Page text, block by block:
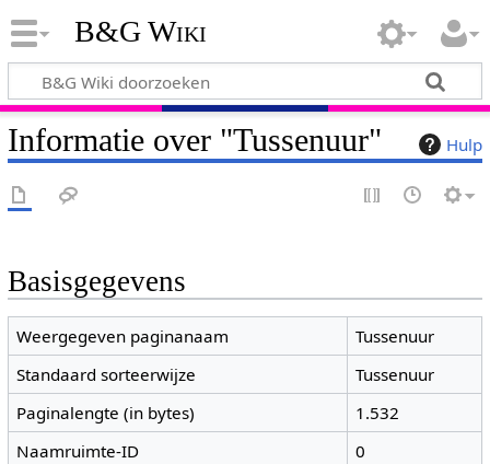
B&G Wiki
Hulp
Informatie over "Tussenuur"
Basisgegevens
Weergegeven paginanaam
Tussenuur
Standaard sorteerwijze
Tussenuur
Paginalengte (in bytes)
1.532
Naamruimte-ID
0